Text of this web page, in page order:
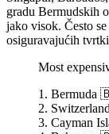
gradu Bermudskih
jako visok. Često
osiguravajućih
Most
1.
2.
3. Cayman